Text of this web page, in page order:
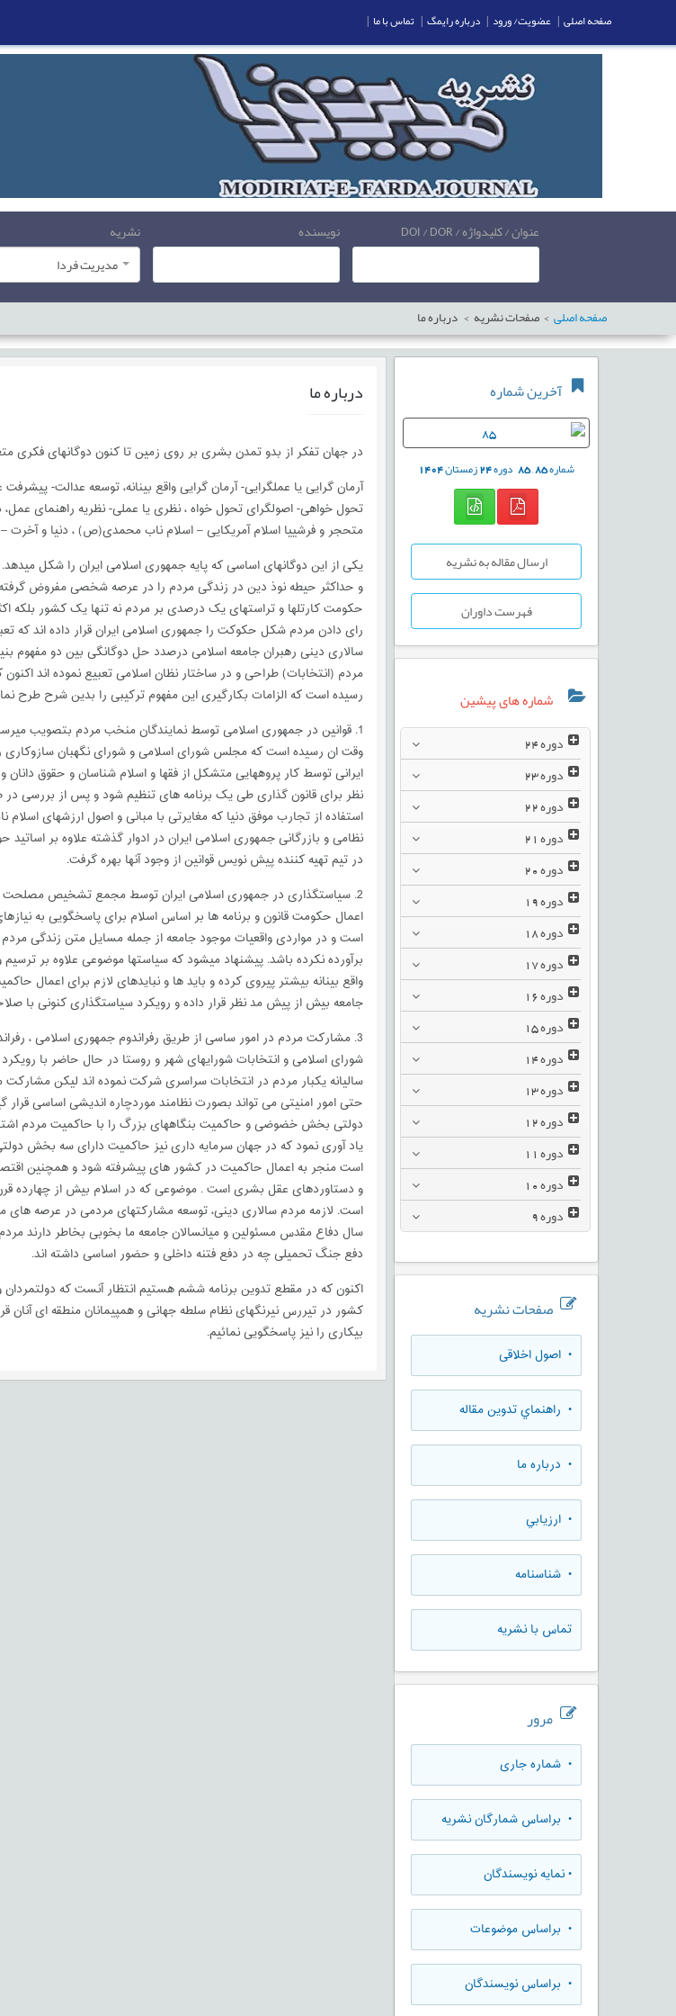
عنوان / کلیدواژه / DOI / DOR نویسنده
نشریه
مدیریت فردا
صفحه اصلی صفحات نشریه درباره ما
آخرین شماره
شماره85
,
85 دوره24زمستان1404
ارسال مقاله به نشریه
فهرست داوران
شماره های پیشین
دوره
دوره
دوره
دوره
دوره
دوره
دوره
دوره
دوره
دوره
دوره
دوره
دوره
دوره
دوره
دوره
صفحات نشریه
• اصول اخلاقی
• راهنماي تدوين مقاله
• درباره ما
• ارزيابي
• شناسنامه
تماس با نشریه
مرور
• شماره جاری
• براساس شمارگان نشریه
•نمایه نویسندگان
• براساس موضوعات
• براساس نویسندگان
درباره ما
در جهان تفکر از بدو تمدن بشری بر روی زمین تا کنون دوگانهای فکری
آرمان گرایی یا عملگرایی- آرمان گرایی واقع بینانه، توسعه عدالت-
تحول خواهی- اصولگرای تحول خواه ، نظری یا عملی- نظریه راهنمای
متحجر و فرشییا اسلام آمریکایی – اسلام ناب محمدی(ص) ، دنیا و آخرت
یکی از این دوگانهای اساسی که پایه جمهوری اسلامی ایران را شکل
و حداکثر حیطه نوذ دین در زندگی مردم را در عرصه شخصی مفروض
رای دادن مردم شکل حکوکت را جمهوری اسلامی ایران قرار داده اند که
سالاری دینی رهبران جامعه اسلامی درصدد حل دوگانگی بین دو مفهوم
مردم (انتخابات) طراحی و در ساختار نظان اسلامی تعبیع نموده اند
رسیده است که الزامات بکارگیری این مفهوم ترکیبی را بدین شرح طرح
1. قوانین در جمهوری اسلامی توسط نمایندگان منخب مردم بتصویب
وقت ان رسیده است که مجلس شورای اسلامی و شورای نگهبان سازوکاری
ایرانی توسط کار پروههایی متشکل از فقها و اسلام شناسان و حقوق
نظر برای قانون گذاری طی یک برنامه های تنظیم شود و پس از
استفاده از تجارب موفق دنیا که مغایرتی با مبانی و اصول ارزشهای
نظامی و بازرگانی جمهوری اسلامی ایران در ادوار گذشته علاوه بر
در تیم تهیه کننده پیش نویس قوانین از وجود آنها بهره گرفت.
2. سیاستگذاری در جمهوری اسلامی ایران توسط مجمع تشخیص مصلحت
اعمال حکومت قانون و برنامه ها بر اساس اسلام برای پاسخگویی به
است و در مواردی واقعیات موجود جامعه از جمله مسایل متن زندگی
برآورده نکرده باشد. پیشنهاد میشود که سیاستها موضوعی علاوه بر
واقع بینانه بیشتر پیروی کرده و باید ها و نبایدهای لازم برای
جامعه بیش از پیش مد نظر قرار داده و رویکرد سیاستگذاری کنونی با
3. مشارکت مردم در امور ساسی از طریق رفراندوم جمهوری اسلامی ،
شورای اسلامی و انتخابات شورایهای شهر و روستا در حال حاضر با
سالیانه یکبار مردم در انتخابات سراسری شرکت نموده اند لیکن
حتی امور امنیتی می تواند بصورت نظامند موردچاره اندیشی اساسی
دولتی بخش خضوضی و حاکمیت بنگاههای بزرگ را با حاکمیت مردم
یاد آوری نمود که در جهان سرمایه داری نیز حاکمیت دارای سه بخش
است منجر به اعمال حاکمیت در کشور های پیشرفته شود و همچنین
و دستاوردهای عقل بشری است . موضوعی که در اسلام بیش از چهارده قرن
است. لازمه مردم سالاری دینی، توسعه مشارکتهای مردمی در عرصه
سال دفاع مقدس مسئولین و میانسالان جامعه ما بخوبی بخاطر دارند
دفع جنگ تحمیلی چه در دفع فتنه داخلی و حضور اساسی داشته اند.
اکنون که در مقطع تدوین برنامه ششم هستیم انتظار آنست که
کشور در تیررس نیرنگهای نظام سلطه جهانی و همپیمانان منطقه ای
بیکاری را نیز پاسخگویی نمائیم.
صفحه اصلی | عضویت/ ورود | درباره رایمگ | تماس با ما |